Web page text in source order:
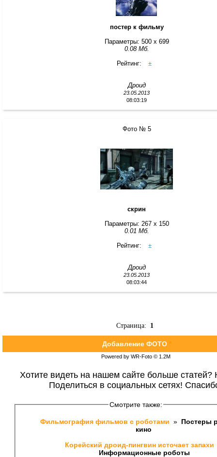
постер к фильму
Параметры: 500 x 699
0.08 Мб.
Рейтинг:
±
Дроид
23.05.2013
08:03:19
Фото № 5
скрин
Параметры: 267 x 150
0.01 Мб.
Рейтинг:
±
Дроид
23.05.2013
08:03:44
Страница: 1
Добавление ФОТО *
Powered by WR-Foto © 1.2М
Хотите видеть на нашем сайте больше статей?
Поделиться в социальных сетях!
Смотрите также:
Фильмография фильмов с роботами » Постеры
кино
Корейский дроид-пингвин источает запахи
Информационные роботы